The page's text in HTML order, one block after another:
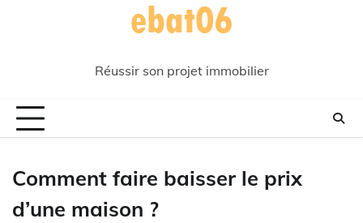
Réussir son projet immobilier
Comment faire baisser le prix
d’une maison ?